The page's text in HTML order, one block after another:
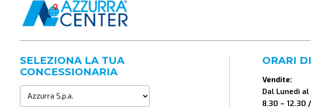
SELEZIONA LA TUA
CONCESSIONARIA
ORARI
Vendite:
Dal Lunedì
8.30 – 12.30